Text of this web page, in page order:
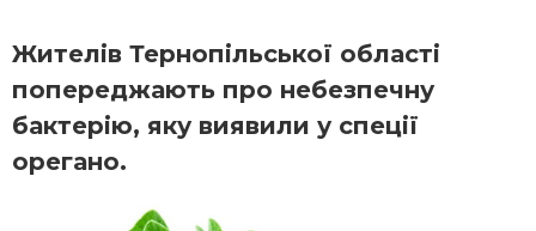
Жителів Тернопільської області
попереджають про небезпечну
бактерію, яку виявили у спеції
орегано.